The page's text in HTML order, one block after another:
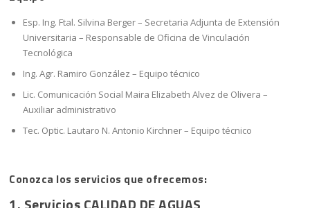
Esp. Ing. Ftal. Silvina Berger – Secretaria Adjunta de Extensión
Universitaria – Responsable de Oficina de Vinculación
Tecnológica
Ing. Agr. Ramiro González – Equipo técnico
Lic. Comunicación Social Maira Elizabeth Alvez de Olivera –
Auxiliar administrativo
Tec. Optic. Lautaro N. Antonio Kirchner – Equipo técnico
Conozca los servicios que ofrecemos: